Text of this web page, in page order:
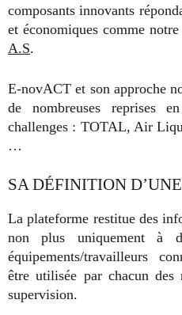
composants innovants
et économiques comme
A.S.
E-novACT et son approche
de nombreuses reprises
challenges : TOTAL, Air
…
SA DÉFINITION
La plateforme restitue des
non plus uniquement à
équipements/travailleurs
être utilisée par chacun
supervision.